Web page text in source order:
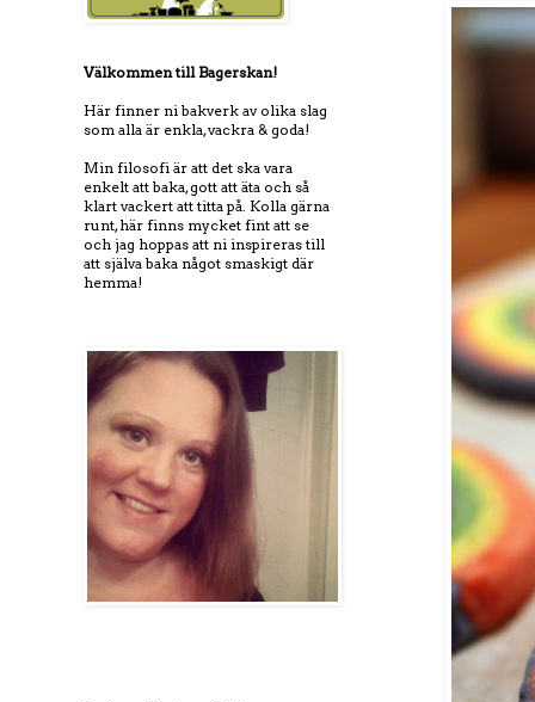
Välkommen till Bagerskan!
Här finner ni bakverk av olika slag
som alla är enkla, vackra & goda!
Min filosofi är att det ska vara
enkelt att baka, gott att äta och så
klart vackert att titta på. Kolla gärna
runt, här finns mycket fint att se
och jag hoppas att ni inspireras till
att själva baka något smaskigt där
hemma!